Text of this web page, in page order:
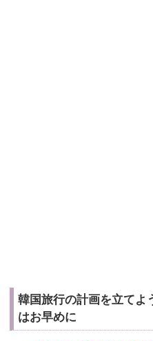
韓国旅行の計画を立てよ
はお早めに